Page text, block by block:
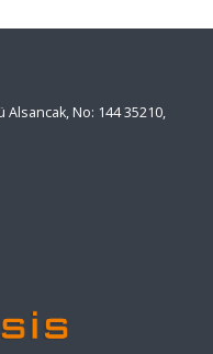
No: 144 35210,